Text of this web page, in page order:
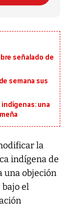
señalado de
semana sus
una
la
indígena de
una objeción
bajo el